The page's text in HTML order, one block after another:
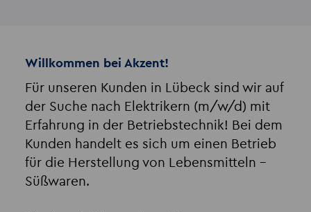
Willkommen bei Akzent!
Für unseren Kunden in Lübeck sind wir auf
der Suche nach Elektrikern (m/w/d) mit
Erfahrung in der Betriebstechnik! Bei dem
Kunden handelt es sich um einen Betrieb
für die Herstellung von Lebensmitteln -
Süßwaren.